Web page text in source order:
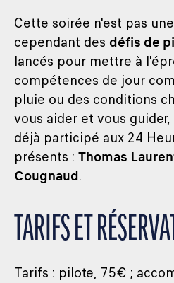
Cette soirée n'est pas
cependant des défis de
lancés pour mettre à
compétences de jour
pluie ou des conditions
vous aider et vous
déjà participé aux 24
présents : Thomas
Cougnaud.
TARIFS ET
Tarifs : pilote, 75€ ;